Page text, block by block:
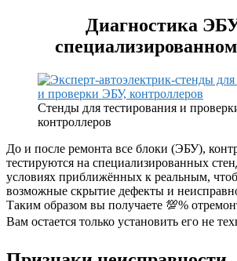
Диагностика
Стенды для тестирования и
контроллеров
До и после ремонта все блоки (ЭБУ),
тестируются на специализированных
условиях приближённых к реальным,
возможные скрытие дефекты и
Таким образом вы получаете 💯%
Вам остается только установить его не